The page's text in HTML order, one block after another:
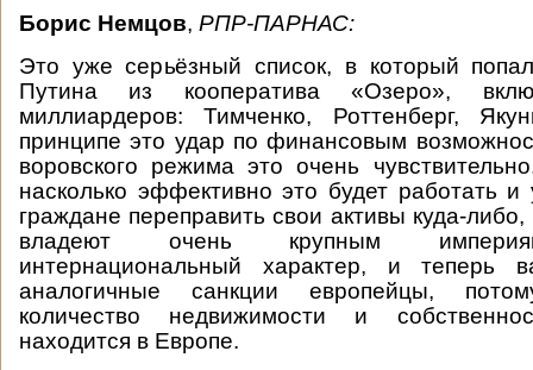
Борис Немцов, РПР-ПАРНАС:
Это уже серьёзный список, в который
Путина из кооператива «Озеро»,
миллиардеров: Тимченко, Роттенберг,
принципе это удар по финансовым
воровского режима это очень
насколько эффективно это будет работать
граждане переправить свои активы куда-
владеют очень крупным
интернациональный характер, и теперь
аналогичные санкции европейцы,
количество недвижимости и
находится в Европе.